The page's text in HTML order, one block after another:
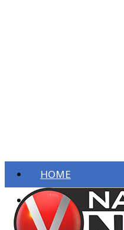
HOME
ताज़ा खबरें
देश